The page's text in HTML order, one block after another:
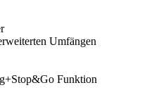
Umfängen
Funktion